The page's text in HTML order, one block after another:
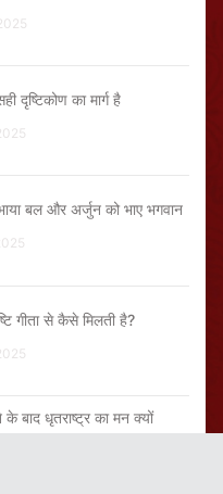
दृष्टिकोण का मार्ग है
बल और अर्जुन को भाए भगवान
गीता से कैसे मिलती है?
के बाद धृतराष्ट्र का मन क्यों